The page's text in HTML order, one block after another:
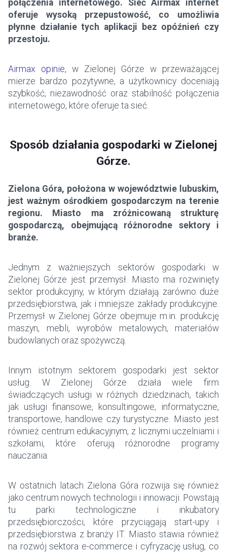
połączenia internetowego. Sieć Airmax internet
oferuje wysoką przepustowość, co umożliwia
płynne działanie tych aplikacji bez opóźnień czy
przestoju.
Airmax opinie, w Zielonej Górze w przeważającej
mierze bardzo pozytywne, a użytkownicy doceniają
szybkość, niezawodność oraz stabilność połączenia
internetowego, które oferuje ta sieć.
Sposób działania gospodarki w Zielonej
Górze.
Zielona Góra, położona w województwie lubuskim,
jest ważnym ośrodkiem gospodarczym na terenie
regionu. Miasto ma zróżnicowaną strukturę
gospodarczą, obejmującą różnorodne sektory i
branże.
Jednym z ważniejszych sektorów gospodarki w
Zielonej Górze jest przemysł. Miasto ma rozwinięty
sektor produkcyjny, w którym działają zarówno duże
przedsiębiorstwa, jak i mniejsze zakłady produkcyjne.
Przemysł w Zielonej Górze obejmuje m.in. produkcję
maszyn, mebli, wyrobów metalowych, materiałów
budowlanych oraz spożywczą.
Innym istotnym sektorem gospodarki jest sektor
usług. W Zielonej Górze działa wiele firm
świadczących usługi w różnych dziedzinach, takich
jak usługi finansowe, konsultingowe, informatyczne,
transportowe, handlowe czy turystyczne. Miasto jest
również centrum edukacyjnym, z licznymi uczelniami i
szkołami, które oferują różnorodne programy
nauczania.
W ostatnich latach Zielona Góra rozwija się również
jako centrum nowych technologii i innowacji. Powstają
tu parki technologiczne i inkubatory
przedsiębiorczości, które przyciągają start-upy i
przedsiębiorstwa z branży IT. Miasto stawia również
na rozwój sektora e-commerce i cyfryzację usług, co